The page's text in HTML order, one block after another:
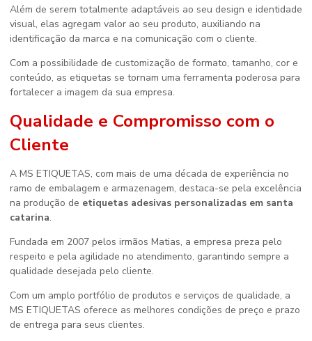
Além de serem totalmente adaptáveis ao seu design e identidade
visual, elas agregam valor ao seu produto, auxiliando na
identificação da marca e na comunicação com o cliente.
Com a possibilidade de customização de formato, tamanho, cor e
conteúdo, as etiquetas se tornam uma ferramenta poderosa para
fortalecer a imagem da sua empresa.
Qualidade e Compromisso com o
Cliente
A MS ETIQUETAS, com mais de uma década de experiência no
ramo de embalagem e armazenagem, destaca-se pela excelência
na produção de etiquetas adesivas personalizadas em santa
catarina.
Fundada em 2007 pelos irmãos Matias, a empresa preza pelo
respeito e pela agilidade no atendimento, garantindo sempre a
qualidade desejada pelo cliente.
Com um amplo portfólio de produtos e serviços de qualidade, a
MS ETIQUETAS oferece as melhores condições de preço e prazo
de entrega para seus clientes.